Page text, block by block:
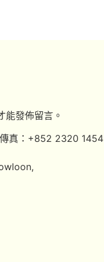
能發佈留言。
真：+852 2320 1454